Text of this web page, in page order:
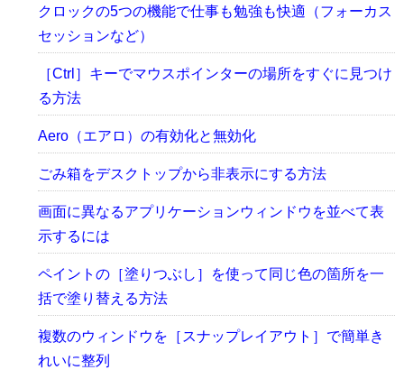
クロックの5つの機能で仕事も勉強も快適（フォーカス
セッションなど）
［Ctrl］キーでマウスポインターの場所をすぐに見つけ
る方法
Aero（エアロ）の有効化と無効化
ごみ箱をデスクトップから非表示にする方法
画面に異なるアプリケーションウィンドウを並べて表
示するには
ペイントの［塗りつぶし］を使って同じ色の箇所を一
括で塗り替える方法
複数のウィンドウを［スナップレイアウト］で簡単き
れいに整列